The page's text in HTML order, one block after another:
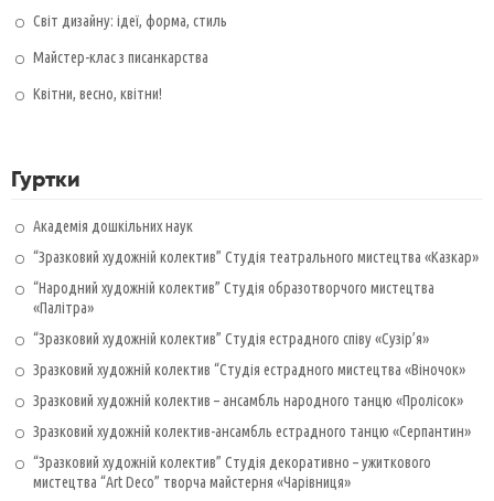
Світ дизайну: ідеї, форма, стиль
Майстер-клас з писанкарства
Квітни, весно, квітни!
Гуртки
Академія дошкільних наук
“Зразковий художній колектив” Студія театрального мистецтва «Казкар»
“Народний художній колектив” Студія образотворчого мистецтва
«Палітра»
“Зразковий художній колектив” Студія естрадного співу «Сузір’я»
Зразковий художній колектив “Студія естрадного мистецтва «Віночок»
Зразковий художній колектив – ансамбль народного танцю «Пролісок»
Зразковий художній колектив-ансамбль естрадного танцю «Серпантин»
“Зразковий художній колектив” Студія декоративно – ужиткового
мистецтва “Art Deco” творча майстерня «Чарівниця»